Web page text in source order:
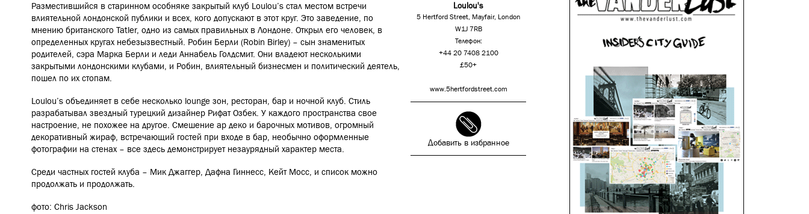
Loulou's
5 Hertford Street, Mayfair, London
W1J 7RB
Телефон:
+44 20 7408 2100
£50+
www.5hertfordstreet.com
Добавить в избранное
Разместившийся в старинном особняке закрытый клуб Loulou’s стал местом встречи
влиятельной лондонской публики и всех, кого допускают в этот круг. Это заведение, по
мнению британского Tatler, одно из самых правильных в Лондоне. Открыл его человек, в
определенных кругах небезызвестный. Робин Берли (Robin Birley) – сын знаменитых
родителей, сэра Марка Берли и леди Аннабель Голдсмит. Они владеют несколькими
закрытыми лондонскими клубами, и Робин, влиятельный бизнесмен и политический деятель,
пошел по их стопам.
Loulou’s объединяет в себе несколько lounge зон, ресторан, бар и ночной клуб. Стиль
разрабатывал звездный турецкий дизайнер Рифат Озбек. У каждого пространства свое
настроение, не похожее на другое. Смешение ар деко и барочных мотивов, огромный
декоративный жираф, встречающий гостей при входе в бар, необычно оформленные
фотографии на стенах – все здесь демонстрирует незаурядный характер места.
Среди частных гостей клуба – Мик Джаггер, Дафна Гиннесс, Кейт Мосс, и список можно
продолжать и продолжать.
фото: Chris Jackson